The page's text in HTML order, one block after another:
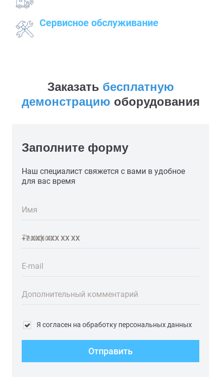
Сервисное обслуживание
Заказать бесплатную
демонстрацию оборудования
Заполните форму
Наш специалист свяжется с вами в удобное
для вас время
Имя
Телефон
E-mail
Дополнительный комментарий
Я согласен на обработку персональных данных
Отправить